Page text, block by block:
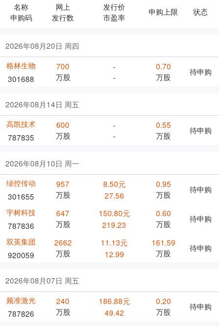
名称
申购码
网上
发行数
发行价
市盈率
申购上限 状态
2026年08月20日 周四
格林生物
301688
700
万股
-
-
0.70
万股
待申购
2026年08月14日 周五
高凯技术
787835
600
万股
-
-
0.55
万股
待申购
2026年08月10日 周一
绿控传动
301655
957
万股
8.50元
27.56
0.95
万股
待申购
宇树科技
787836
647
万股
150.80元
219.23
0.60
万股
待申购
双英集团
920059
2662
万股
11.13元
12.99
161.59
万股
待申购
2026年08月07日 周五
频准激光
787826
240
万股
186.88元
49.42
0.20
万股
待申购